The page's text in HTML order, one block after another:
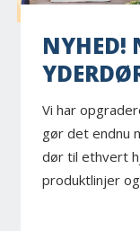
NYHED!
Vi har
gør det endnu
dør til ethvert
produktlinjer